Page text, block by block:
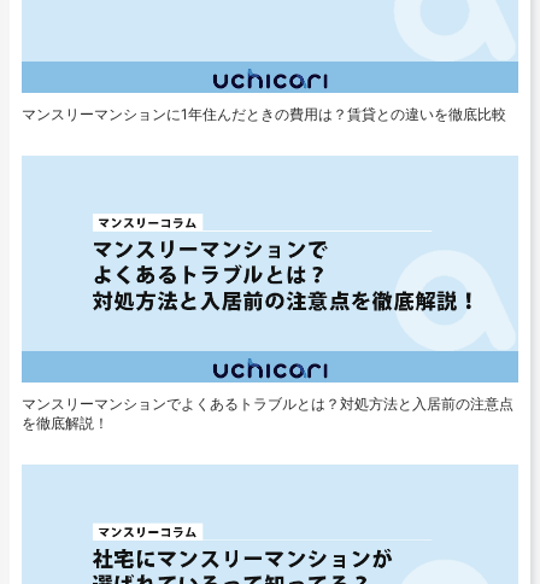
マンスリーマンションに1年住んだときの費用は？賃貸との違いを徹底比較
マンスリーマンションでよくあるトラブルとは？対処方法と入居前の注意点
を徹底解説！